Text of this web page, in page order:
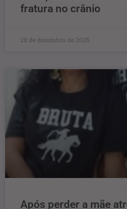
fratura no crânio
28 de dezembro de 2025
Após perder a mãe